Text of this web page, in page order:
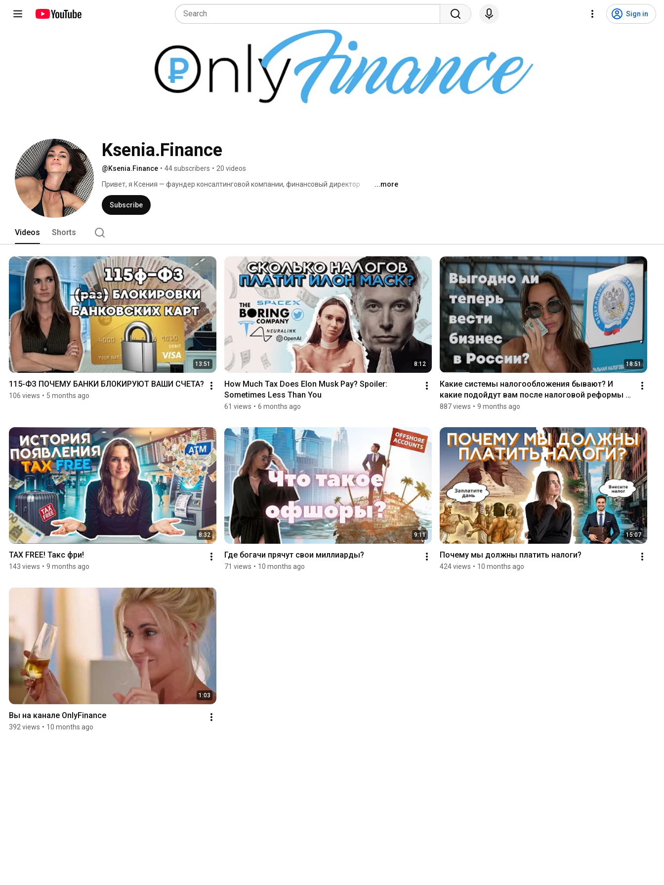
Sign in
Ksenia.Finance
@Ksenia.Finance • 44 subscribers • 20 videos
Привет, я Ксения — фаундер консалтинговой компании, финансовый директор
рекламного агентства, бухгалтер для многих блогеров. На этом канале я читаю лекции по
налогам.
...more
Subscribe
Videos Shorts
13:51
115-ФЗ ПОЧЕМУ БАНКИ БЛОКИРУЮТ ВАШИ СЧЕТА?
106 views • 5 months ago
8:12
How Much Tax Does Elon Musk Pay? Spoiler:
Sometimes Less Than You
61 views • 6 months ago
18:51
Какие системы налогообложения бывают? И
какие подойдут вам после налоговой реформы
2025 года?
887 views • 9 months ago
8:32
TAX FREE! Такс фри!
143 views • 9 months ago
9:11
Где богачи прячут свои миллиарды?
71 views • 10 months ago
15:07
Почему мы должны платить налоги?
424 views • 10 months ago
1:03
Вы на канале OnlyFinance
392 views • 10 months ago